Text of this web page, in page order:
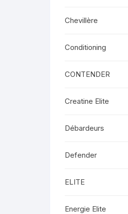
Chevillère
Conditioning
CONTENDER
Creatine Elite
Débardeurs
Defender
ELITE
Energie Elite